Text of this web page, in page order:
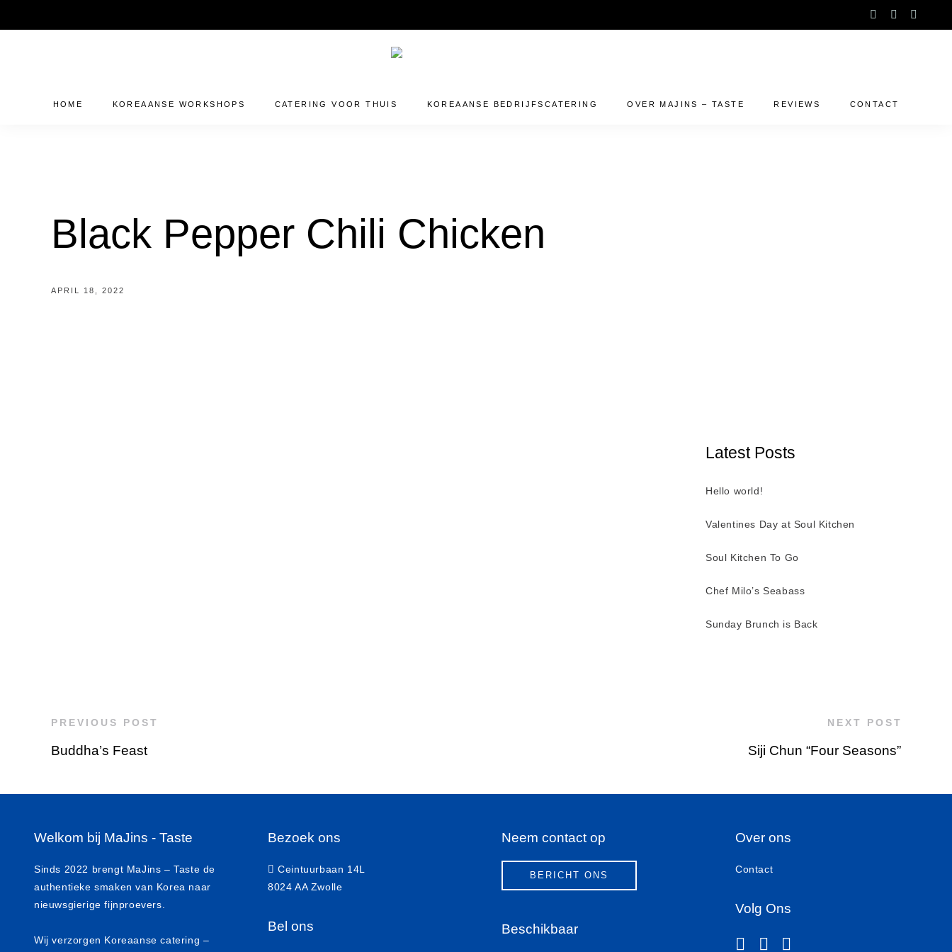
to
instagramfacebook-
HOME KOREAANSE WORKSHOPS CATERING VOOR THUIS KOREAANSE BEDRIJFSCATERING OVER MAJINS – TASTE REVIEWS CONTACT
Black Pepper Chili Chicken
APRIL 18, 2022
Latest Posts
Hello world!
Valentines Day at Soul Kitchen
Soul Kitchen To Go
Chef Milo’s Seabass
Sunday Brunch is Back
PREVIOUS POST
Buddha’s Feast
NEXT POST
Siji Chun “Four Seasons”
Welkom bij MaJins - Taste
Sinds 2022 brengt MaJins – Taste de
authentieke smaken van Korea naar
nieuwsgierige fijnproevers.
Wij verzorgen Koreaanse catering –
Bezoek ons
Ceintuurbaan 14L
8024 AA Zwolle
Bel ons
Neem contact op
BERICHT ONS
Beschikbaar
Over ons
Contact
Volg Ons
instagram
facebook-f